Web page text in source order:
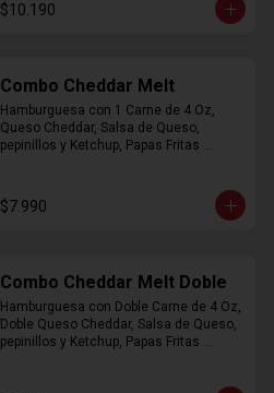
$10.190
Combo Cheddar Melt
Hamburguesa con 1 Carne de 4 Oz,
Queso Cheddar, Salsa de Queso,
pepinillos y Ketchup, Papas Fritas
$7.990
Combo Cheddar Melt Doble
Hamburguesa con Doble Carne de 4 Oz,
Doble Queso Cheddar, Salsa de Queso,
pepinillos y Ketchup, Papas Fritas